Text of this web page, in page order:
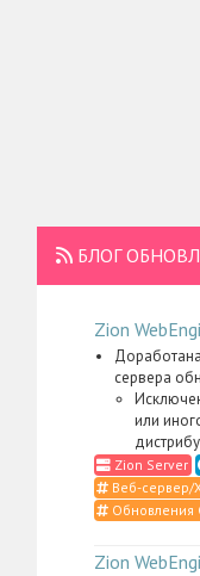
БЛОГ
Zion
сервера
или
Zion Server
Веб-сервер/
Обновления
Zion